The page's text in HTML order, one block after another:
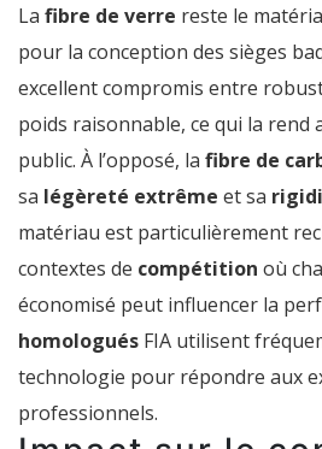
La fibre de verre reste le
pour la conception des sièges
excellent compromis entre
poids raisonnable, ce qui la rend
public. À l’opposé, la fibre de
sa légèreté extrême et sa
matériau est particulièrement
contextes de compétition où
économisé peut influencer la
homologués FIA utilisent
technologie pour répondre aux
professionnels.